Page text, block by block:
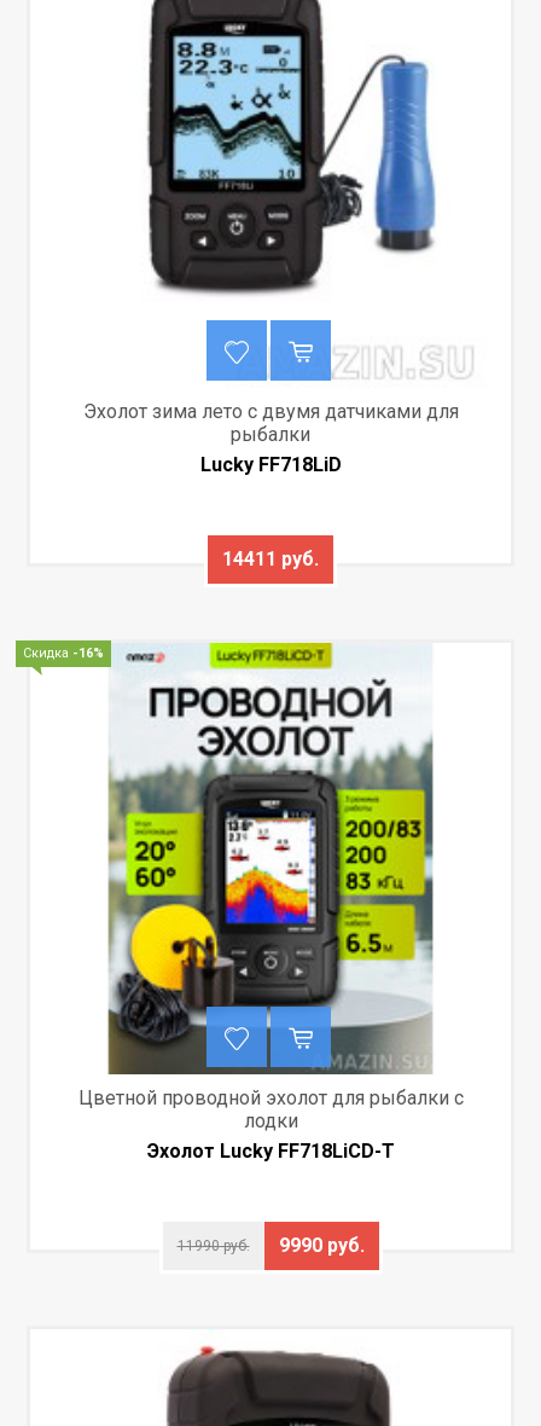
Эхолот зима лето с двумя датчиками для
рыбалки
Lucky FF718LiD
14411 руб.
Скидка -16%
Цветной проводной эхолот для рыбалки с
лодки
Эхолот Lucky FF718LiCD-T
11990 руб. 9990 руб.